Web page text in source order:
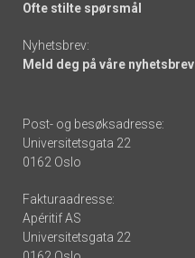
Ofte stilte spørsmål
Nyhetsbrev:
Meld deg på våre nyhetsbrev
Post- og besøksadresse:
Universitetsgata 22
0162 Oslo
Fakturaadresse:
Apéritif AS
Universitetsgata 22